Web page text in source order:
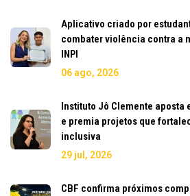
Aplicativo criado por
combater violência contra a
INPI
06 ago, 2026
Instituto Jô Clemente
e premia projetos que
inclusiva
29 jul, 2026
CBF confirma próximos